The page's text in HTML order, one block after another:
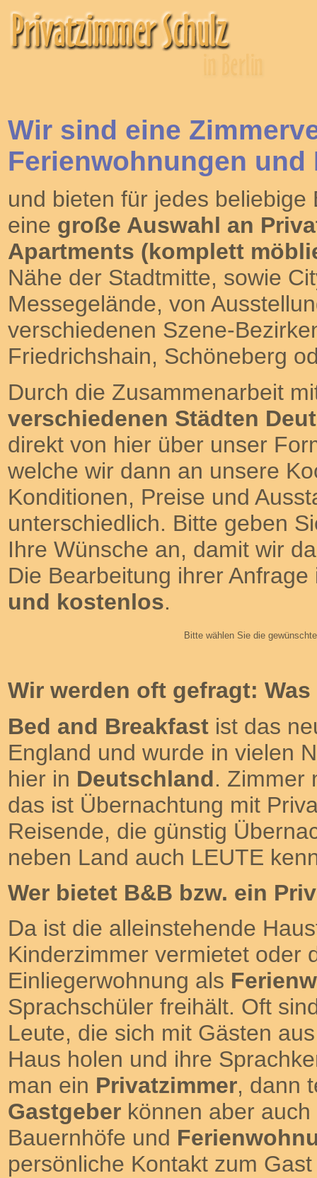
Wir sind eine
Ferienwohnungen und
und bieten für jedes
eine große Auswahl an
Apartments (komplett
Nähe der Stadtmitte, sowie
Messegelände, von
verschiedenen Szene-
Friedrichshain, Schöneberg
Durch die Zusammenarbeit
verschiedenen Städten
direkt von hier über unser
welche wir dann an unsere
Konditionen, Preise und
unterschiedlich. Bitte geben
Ihre Wünsche an, damit wir
Die Bearbeitung ihrer
und kostenlos.
Bitte wählen Sie die
Wir werden oft gefragt:
Bed and Breakfast ist das
England und wurde in vielen
hier in Deutschland. Zimmer
das ist Übernachtung mit
Reisende, die günstig
neben Land auch LEUTE
Wer bietet B&B bzw. ein
Da ist die alleinstehende
Kinderzimmer vermietet oder
Einliegerwohnung als
Sprachschüler freihält. Oft
Leute, die sich mit Gästen
Haus holen und ihre
man ein Privatzimmer, dann
Gastgeber können aber
Bauernhöfe und
persönliche Kontakt zum